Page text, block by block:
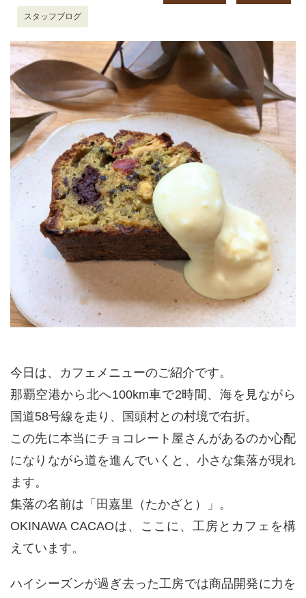
スタッフブログ
今日は、カフェメニューのご紹介です。
那覇空港から北へ100km車で2時間、海を見ながら
国道58号線を走り、国頭村との村境で右折。
この先に本当にチョコレート屋さんがあるのか心配
になりながら道を進んでいくと、小さな集落が現れ
ます。
集落の名前は「田嘉里（たかざと）」。
OKINAWA CACAOは、ここに、工房とカフェを構
えています。
ハイシーズンが過ぎ去った工房では商品開発に力を